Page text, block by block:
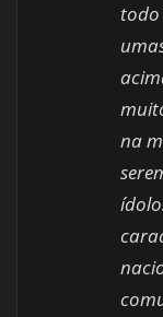
todo
na